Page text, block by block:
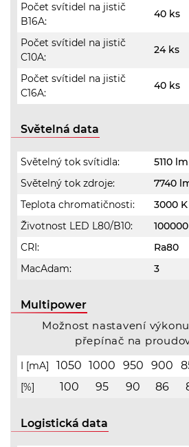
Počet svítidel na jistič
B16A:
40 ks
Počet svítidel na jistič
C10A:
24 ks
Počet svítidel na jistič
C16A:
40 ks
Světelná data
Světelný tok svítidla:
5110 lm
Světelný tok zdroje:
7740
Teplota chromatičnosti:
3000 K
Životnost LED L80/B10:
CRI:
Ra80
MacAdam:
3
Multipower
Možnost nastavení
přepínač na
I [mA] 1050 1000 950 900
[%]
100 95 90 86
Logistická data